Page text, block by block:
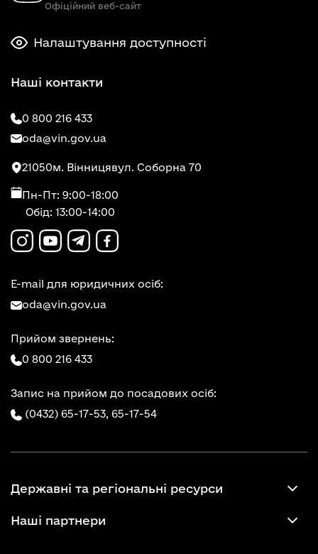
Офіційний веб-сайт
Налаштування доступності
Наші контакти
0 800 216 433
oda@vin.gov.ua
21050м. Вінницявул. Соборна 70
Пн-Пт: 9:00-18:00
Обід: 13:00-14:00
E-mail для юридичних осіб:
oda@vin.gov.ua
Прийом звернень:
0 800 216 433
Запис на прийом до посадових осіб:
(0432) 65-17-53, 65-17-54
Державні та регіональні ресурси
Наші партнери